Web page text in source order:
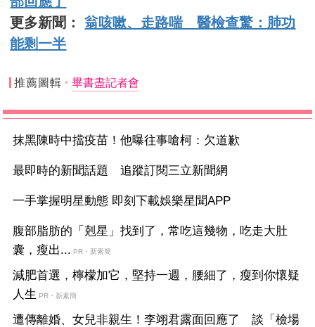
更多新聞：翁咳嗽、走路喘 醫檢查驚：肺功
能剩一半
推薦圖輯 畢書盡記者會
抹黑陳時中擋疫苗！他曝往事嗆柯：欠道歉
最即時的新聞話題 追蹤訂閱三立新聞網
一手掌握明星動態 即刻下載娛樂星聞APP
腹部脂肪的「剋星」找到了，常吃這幾物，吃走大肚
囊，瘦出... PR・新素簡
減肥首選，檸檬加它，堅持一週，腰細了，瘦到你懷疑
人生 PR・新素簡
遭傳離婚、女兒非親生！李翊君露面回應了 談「檢場